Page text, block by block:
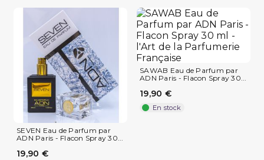
SEVEN Eau de Parfum par
ADN Paris - Flacon Spray 30...
19,90 €
SAWAB Eau de Parfum par
ADN Paris - Flacon Spray 30...
19,90 €
En stock